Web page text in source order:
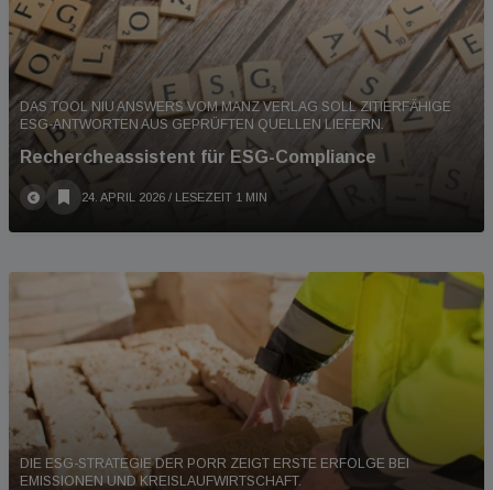
DAS TOOL NIU ANSWERS VOM MANZ VERLAG SOLL ZITIERFÄHIGE
ESG-ANTWORTEN AUS GEPRÜFTEN QUELLEN LIEFERN.
Rechercheassistent für ESG-Compliance
24. APRIL 2026 / LESEZEIT 1 MIN
DIE ESG-STRATEGIE DER PORR ZEIGT ERSTE ERFOLGE BEI
EMISSIONEN UND KREISLAUFWIRTSCHAFT.